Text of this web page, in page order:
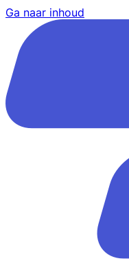
Ga naar inhoud